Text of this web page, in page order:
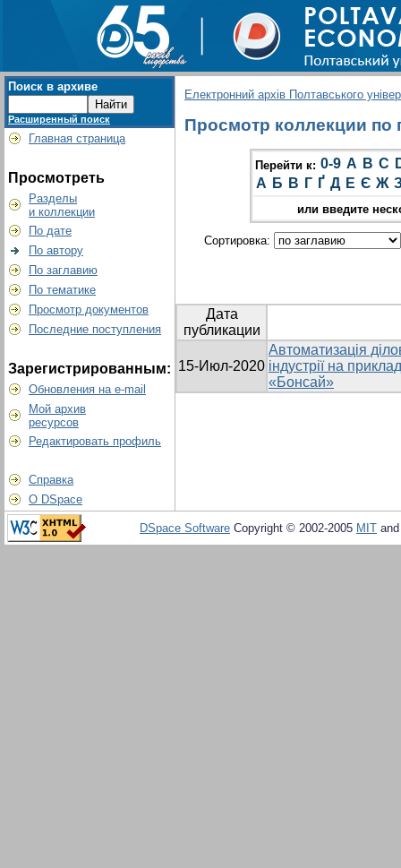
Поиск в архиве
Расширенный поиск
Главная страница
Просмотреть
Разделы
и коллекции
По дате
По автору
По заглавию
По тематике
Просмотр документов
Последние поступления
Зарегистрированным:
Обновления на e-mail
Мой архив
ресурсов
Редактировать профиль
Справка
О DSpace
Електронний архів Полтавського
Просмотр коллекции по
Перейти к: 0-9 A B C
А Б В Г Ґ Д Е Є Ж
или введите
Сортировка:
Дата
публикации
15-Июл-2020
Автоматизація
індустрії на
«Бонсай»
DSpace Software Copyright © 2002-2005 MIT